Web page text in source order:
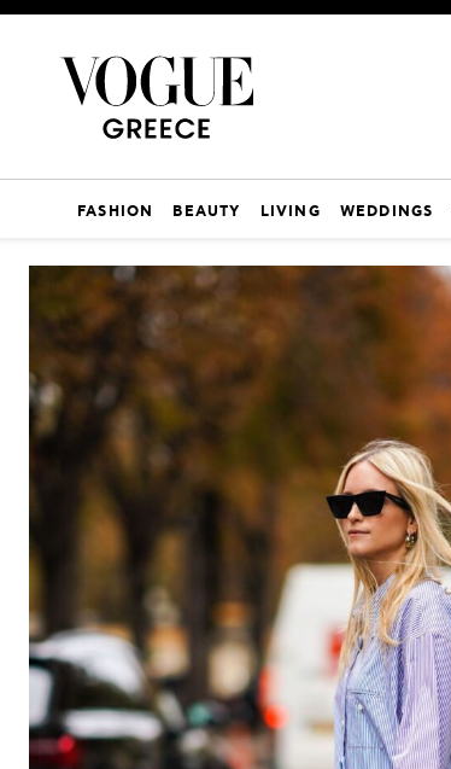
FASHION BEAUTY LIVING WEDDINGS